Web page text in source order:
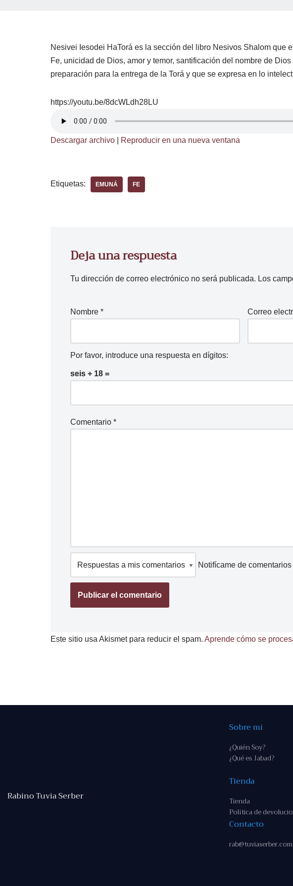
Nesivei Iesodei HaTorá es la sección del libro Nesivos Shalom que
Fe, unicidad de Dios, amor y temor, santificación del nombre de
preparación para la entrega de la Torá y que se expresa en lo
https://youtu.be/8dcWLdh28LU
Descargar archivo Reproducir en una nueva ventana
Etiquetas: EMUNÁ FE
Deja una respuesta
Tu dirección de correo electrónico no será publicada. Los
Nombre * Correo
Por favor, introduce una respuesta en dígitos:
seis + 18 =
Comentario *
Notifícame de
Este sitio usa Akismet para reducir el spam. Aprende cómo se
Rabino Tuvia Serber
Sobre mi
¿Quién Soy?
¿Qué es Jabad?
Tienda
Tienda
Política de
Contacto
rab@tuviaserber.com